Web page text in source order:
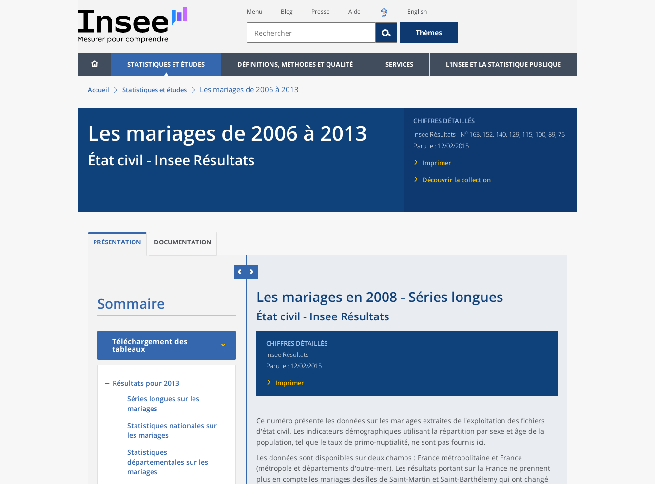
Menu Blog Presse Aide English
Thèmes
STATISTIQUES ET ÉTUDES DÉFINITIONS, MÉTHODES ET QUALITÉ SERVICES L'INSEE ET LA STATISTIQUE PUBLIQUE
Accueil Statistiques et études Les mariages de 2006 à 2013
Les mariages de 2006 à 2013
État civil - Insee Résultats
CHIFFRES DÉTAILLÉS
Insee Résultats– No 163, 152, 140, 129, 115, 100, 89, 75
Paru le : 12/02/2015
Imprimer
Découvrir la collection
PRÉSENTATION DOCUMENTATION
Sommaire
Téléchargement des
tableaux
Résultats pour 2013
Séries longues sur les
mariages
Statistiques nationales sur
les mariages
Statistiques
départementales sur les
mariages
Les mariages en 2008 - Séries longues
État civil - Insee Résultats
CHIFFRES DÉTAILLÉS
Insee Résultats
Paru le : 12/02/2015
Imprimer
Ce numéro présente les données sur les mariages extraites de l'exploitation des fichiers
d'état civil. Les indicateurs démographiques utilisant la répartition par sexe et âge de la
population, tel que le taux de primo-nuptialité, ne sont pas fournis ici.
Les données sont disponibles sur deux champs : France métropolitaine et France
(métropole et départements d'outre-mer). Les résultats portant sur la France ne prennent
plus en compte les mariages des îles de Saint-Martin et Saint-Barthélemy qui ont changé